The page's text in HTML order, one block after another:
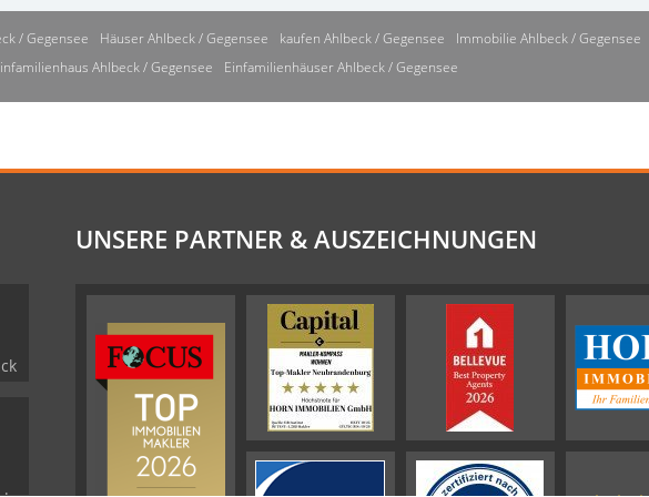
/ Gegensee Häuser Ahlbeck / Gegensee kaufen Ahlbeck / Gegensee
Immobilie Ahlbeck / Gegensee
Ahlbeck / Gegensee Einfamilienhäuser Ahlbeck / Gegensee
UNSERE PARTNER & AUSZEICHNUNGEN